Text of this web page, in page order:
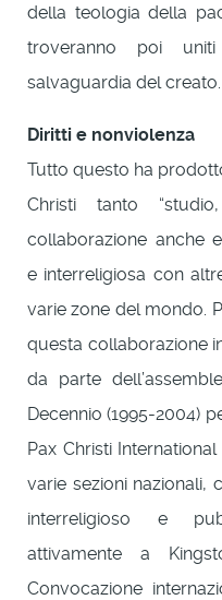
della teologia della
troveranno poi
salvaguardia del creato.
Diritti e nonviolenza
Tutto questo ha
Christi tanto
collaborazione anche
e interreligiosa con
varie zone del mondo.
questa collaborazione
da parte
Decennio (1995-2004)
Pax Christi
varie sezioni nazionali,
interreligioso e
attivamente a
Convocazione